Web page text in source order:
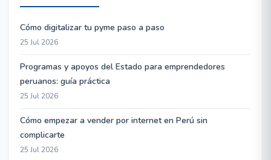
Cómo digitalizar tu pyme paso a paso
25 Jul 2026
Programas y apoyos del Estado para emprendedores
peruanos: guía práctica
25 Jul 2026
Cómo empezar a vender por internet en Perú sin
complicarte
25 Jul 2026